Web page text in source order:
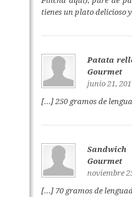
tienes un plato delicioso
Patata
Gourmet
junio 21,
[…] 250 gramos de
Gourmet
noviembre
[…] 70 gramos de